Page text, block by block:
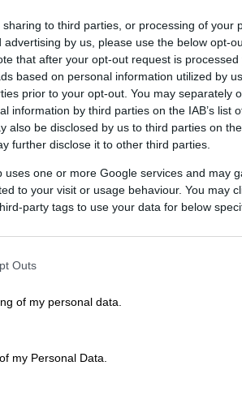
to third parties, or processing of your
by us, please use the below opt-
that after your opt-out request is processed
based on personal information utilized by
prior to your opt-out. You may separately
information by third parties on the IAB’s list
also be disclosed by us to third parties on the
further disclose it to other third parties.
uses one or more Google services and may
to your visit or usage behaviour. You may
party tags to use your data for below
Outs
of my personal data.
my Personal Data.
θα μεταδίδει τα θέματα
των πανελληνίων 2026.